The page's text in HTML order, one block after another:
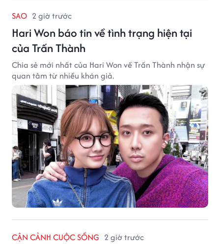
SAO 2 giờ trước
Hari Won báo tin về tình trạng hiện tại
của Trấn Thành
Chia sẻ mới nhất của Hari Won về Trấn Thành nhận sự
quan tâm từ nhiều khán giả.
CẬN CẢNH CUỘC SỐNG 2 giờ trước